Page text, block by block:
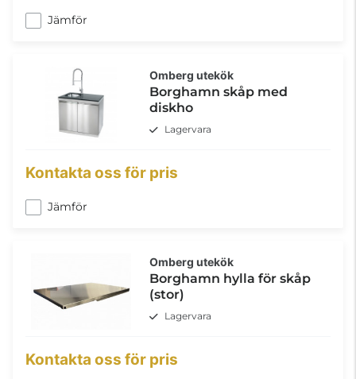
Jämför
Omberg utekök
Borghamn skåp med
diskho
Lagervara
Kontakta oss för pris
Jämför
Omberg utekök
Borghamn hylla för skåp
(stor)
Lagervara
Kontakta oss för pris